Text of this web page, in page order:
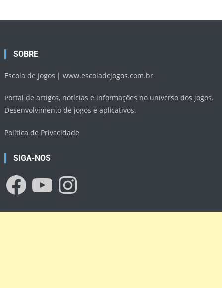
SOBRE
Escola de Jogos |www.escoladejogos.com.br
Portal de artigos, notícias e informações no universo dos jogos.
Desenvolvimento de jogos e aplicativos.
Política de Privacidade
SIGA-NOS